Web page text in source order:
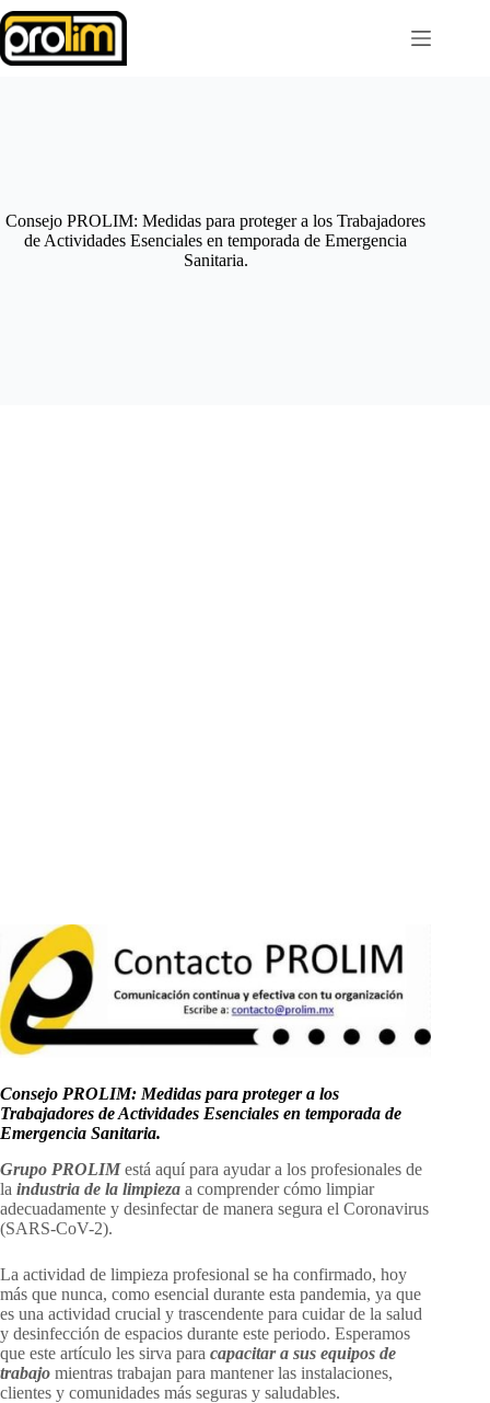
Saltar
al
contenido
Consejo PROLIM: Medidas para proteger a los Trabajadores
de Actividades Esenciales en temporada de Emergencia
Sanitaria.
Consejo PROLIM: Medidas para proteger a los
Trabajadores de Actividades Esenciales en temporada de
Emergencia Sanitaria.
Grupo PROLIM está aquí para ayudar a los profesionales de
la industria de la limpieza a comprender cómo limpiar
adecuadamente y desinfectar de manera segura el Coronavirus
(SARS-CoV-2).
La actividad de limpieza profesional se ha confirmado, hoy
más que nunca, como esencial durante esta pandemia, ya que
es una actividad crucial y trascendente para cuidar de la salud
y desinfección de espacios durante este periodo. Esperamos
que este artículo les sirva para capacitar a sus equipos de
trabajo mientras trabajan para mantener las instalaciones,
clientes y comunidades más seguras y saludables.